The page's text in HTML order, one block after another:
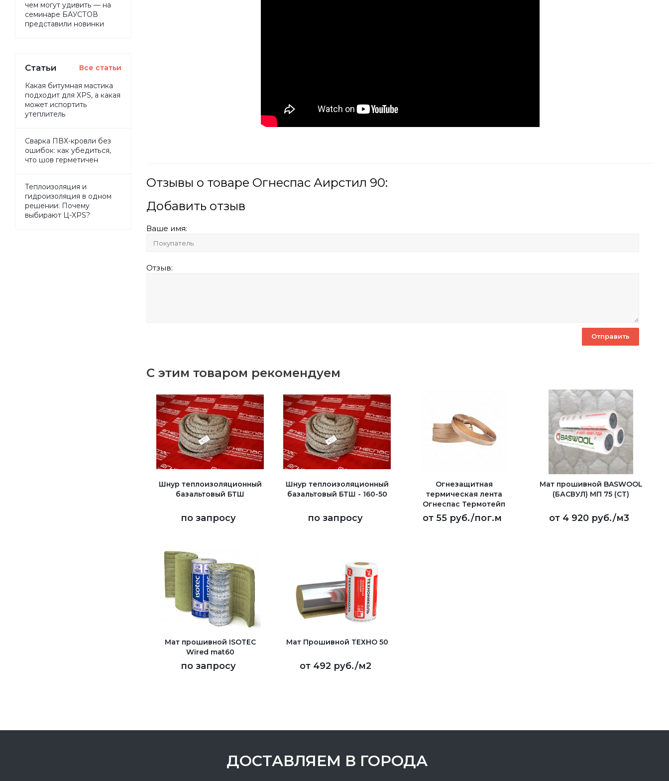
Отзывы о товаре Огнеспас Аирстил 90:
Добавить отзыв
Ваше имя:
Отзыв:
С этим товаром рекомендуем
Шнур теплоизоляционный
базальтовый БТШ
по запросу
Шнур теплоизоляционный
базальтовый БТШ - 160-50
по запросу
Огнезащитная
термическая лента
Огнеспас Термотейп
от 55 руб./пог.м
Мат прошивной BASWOOL
(БАСВУЛ) МП 75 (СТ)
от 4 920 руб./м3
Мат прошивной ISOTEC
Wired mat60
по запросу
Мат Прошивной ТЕХНО 50
от 492 руб./м2
чем могут удивить — на
семинаре БАУСТОВ
представили новинки
Статьи Все статьи
Какая битумная мастика
подходит для XPS, а какая
может испортить
утеплитель
Сварка ПВХ-кровли без
ошибок: как убедиться,
что шов герметичен
Теплоизоляция и
гидроизоляция в одном
решении: Почему
выбирают Ц-XPS?
ДОСТАВЛЯЕМ В ГОРОДА